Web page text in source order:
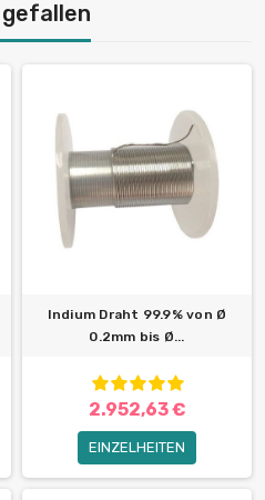
Indium Draht 99.9% von Ø
0.2mm bis Ø...
2.952,63 €
EINZELHEITEN